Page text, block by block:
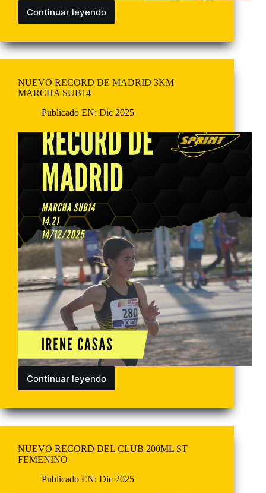
Continuar leyendo
NUEVO RECORD DE MADRID 3KM
MARCHA SUB14
Publicado EN: Dic 2025
Continuar leyendo
NUEVO RECORD DEL CLUB 200ML ST
FEMENINO
Publicado EN: Dic 2025